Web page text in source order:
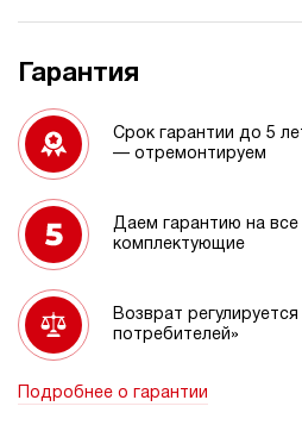
Гарантия
Срок гарантии до 5
— отремонтируем
Даем гарантию на все
комплектующие
Возврат
потребителей»
Подробнее о гарантии